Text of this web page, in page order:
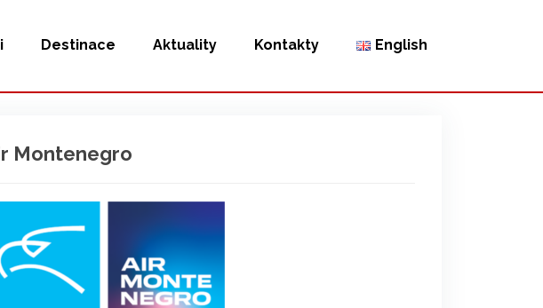
Destinace Aktuality Kontakty English
Montenegro